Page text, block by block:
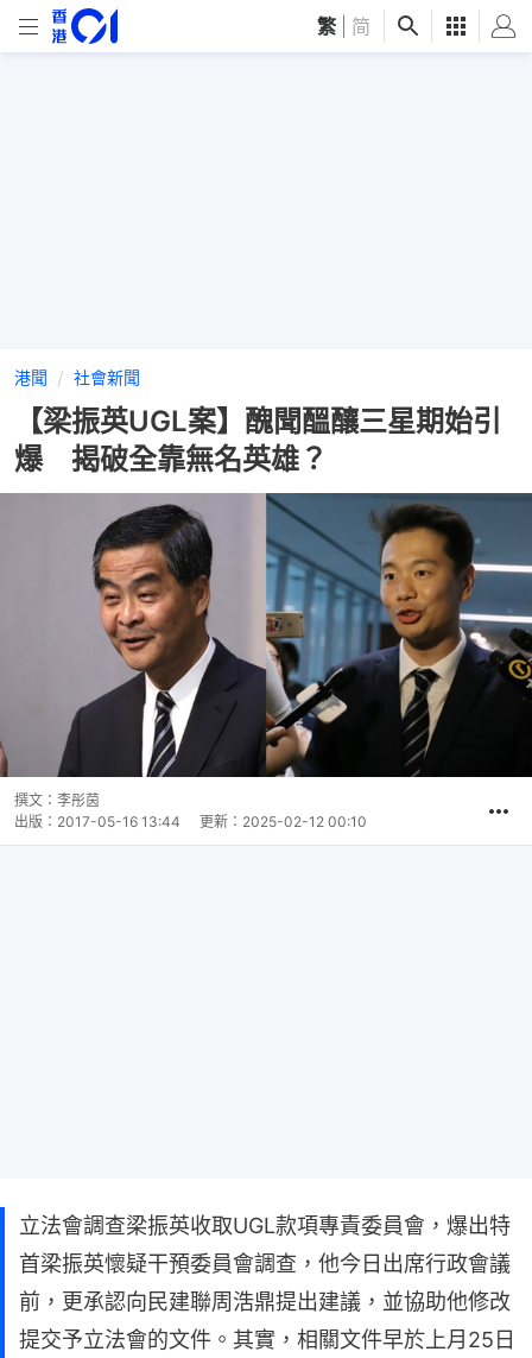
繁 简
港聞 社會新聞
【梁振英UGL案】醜聞醞釀三星期始引
爆 揭破全靠無名英雄？
撰文： 李彤茵
出版： 2017-05-16 13:44 更新： 2025-02-12 00:10
立法會調查梁振英收取UGL款項專責委員會，爆出特
首梁振英懷疑干預委員會調查，他今日出席行政會議
前，更承認向民建聯周浩鼎提出建議，並協助他修改
提交予立法會的文件。其實，相關文件早於上月25日